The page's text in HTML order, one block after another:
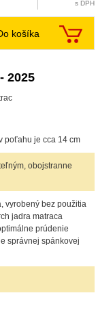
s DPH
košíka
2025
poťahu je cca 14 cm
obojstranne
vyrobený bez použitia
jadra matraca
prúdenie
správnej spánkovej